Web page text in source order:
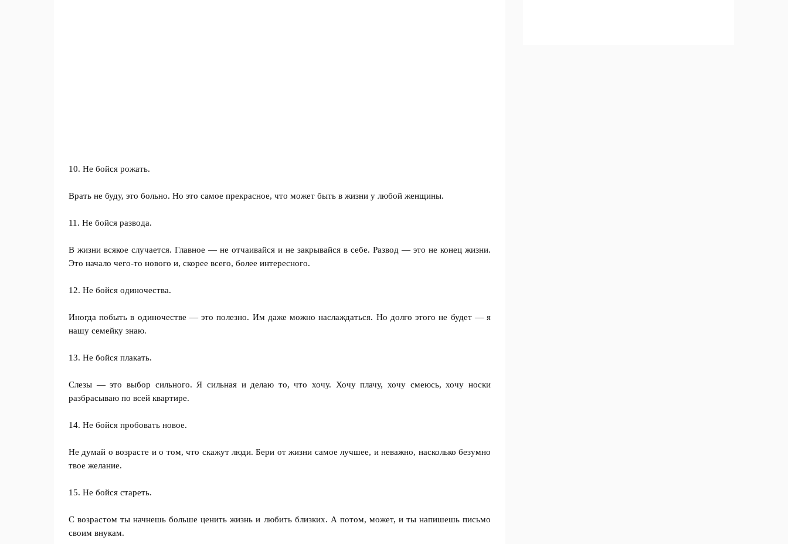
10. Не бойся рожать.
Врать не буду, это больно. Но это самое прекрасное, что может быть в жизни у любой женщины.
11. Не бойся развода.
В жизни всякое случается. Главное — не отчаивайся и не закрывайся в себе. Развод — это не конец жизни.
Это начало чего-то нового и, скорее всего, более интересного.
12. Не бойся одиночества.
Иногда побыть в одиночестве — это полезно. Им даже можно наслаждаться. Но долго этого не будет — я
нашу семейку знаю.
13. Не бойся плакать.
Слезы — это выбор сильного. Я сильная и делаю то, что хочу. Хочу плачу, хочу смеюсь, хочу носки
разбрасываю по всей квартире.
14. Не бойся пробовать новое.
Не думай о возрасте и о том, что скажут люди. Бери от жизни самое лучшее, и неважно, насколько безумно
твое желание.
15. Не бойся стареть.
С возрастом ты начнешь больше ценить жизнь и любить близких. А потом, может, и ты напишешь письмо
своим внукам.